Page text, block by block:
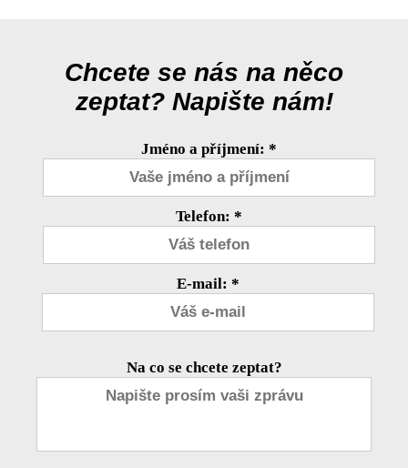
Chcete se nás na něco
zeptat? Napište nám!
Jméno a příjmení: *
Telefon: *
E-mail: *
Na co se chcete zeptat?